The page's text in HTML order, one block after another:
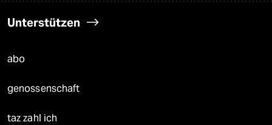
Unterstützen
abo
genossenschaft
taz zahl ich